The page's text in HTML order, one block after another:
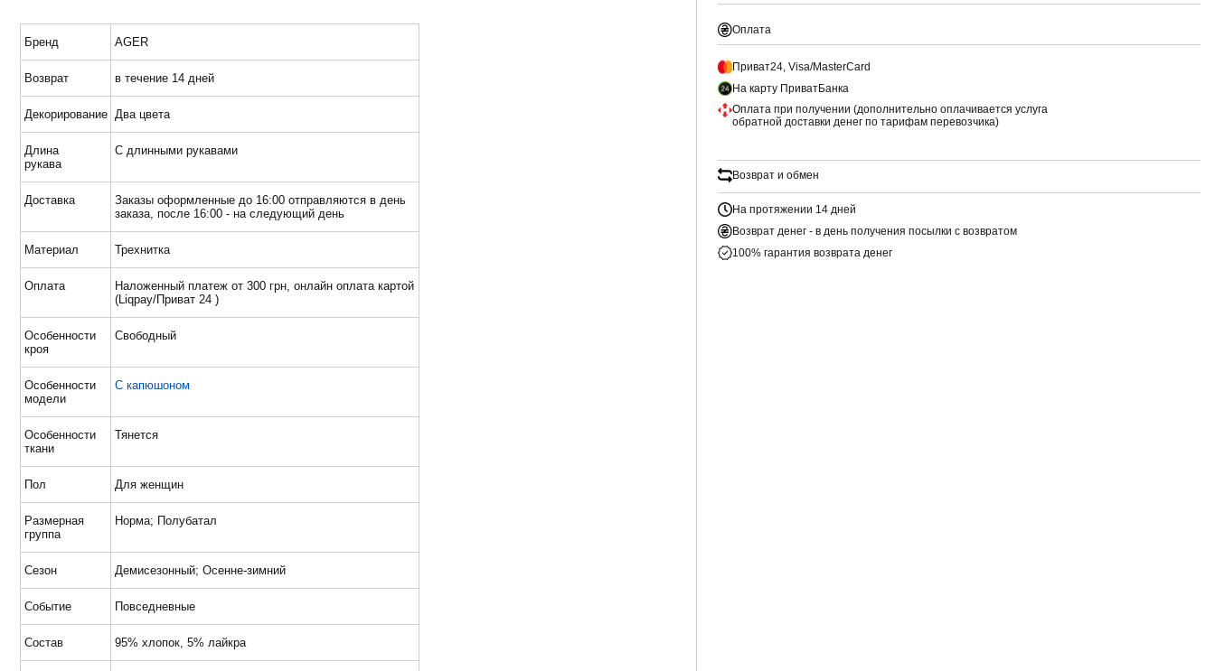
Бренд AGER
Возврат в течение 14 дней
Декорирование Два цвета
Длина
рукава
С длинными рукавами
Доставка
Заказы оформленные до 16:00 отправляются в день
заказа, после 16:00 - на следующий день
Материал Трехнитка
Оплата
Наложенный платеж от 300 грн, онлайн оплата картой
(Liqpay/Приват 24 )
Особенности
кроя
Свободный
Особенности
модели
С капюшоном
Особенности
ткани
Тянется
Пол Для женщин
Размерная
группа
Норма; Полубатал
Сезон Демисезонный; Осенне-зимний
Событие Повседневные
Состав 95% хлопок, 5% лайкра
Оплата
Приват24, Visa/MasterCard
На карту ПриватБанка
Оплата при получении (дополнительно оплачивается услуга
обратной доставки денег по тарифам перевозчика)
Возврат и обмен
На протяжении 14 дней
Возврат денег - в день получения посылки с возвратом
100% гарантия возврата денег